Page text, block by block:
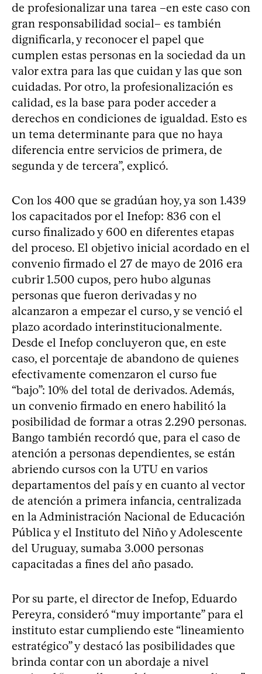
de profesionalizar una tarea –en este caso con
gran responsabilidad social– es también
dignificarla, y reconocer el papel que
cumplen estas personas en la sociedad da un
valor extra para las que cuidan y las que son
cuidadas. Por otro, la profesionalización es
calidad, es la base para poder acceder a
derechos en condiciones de igualdad. Esto es
un tema determinante para que no haya
diferencia entre servicios de primera, de
segunda y de tercera”, explicó.
Con los 400 que se gradúan hoy, ya son 1.439
los capacitados por el Inefop: 836 con el
curso finalizado y 600 en diferentes etapas
del proceso. El objetivo inicial acordado en el
convenio firmado el 27 de mayo de 2016 era
cubrir 1.500 cupos, pero hubo algunas
personas que fueron derivadas y no
alcanzaron a empezar el curso, y se venció el
plazo acordado interinstitucionalmente.
Desde el Inefop concluyeron que, en este
caso, el porcentaje de abandono de quienes
efectivamente comenzaron el curso fue
“bajo”: 10% del total de derivados. Además,
un convenio firmado en enero habilitó la
posibilidad de formar a otras 2.290 personas.
Bango también recordó que, para el caso de
atención a personas dependientes, se están
abriendo cursos con la UTU en varios
departamentos del país y en cuanto al vector
de atención a primera infancia, centralizada
en la Administración Nacional de Educación
Pública y el Instituto del Niño y Adolescente
del Uruguay, sumaba 3.000 personas
capacitadas a fines del año pasado.
Por su parte, el director de Inefop, Eduardo
Pereyra, consideró “muy importante” para el
instituto estar cumpliendo este “lineamiento
estratégico” y destacó las posibilidades que
brinda contar con un abordaje a nivel